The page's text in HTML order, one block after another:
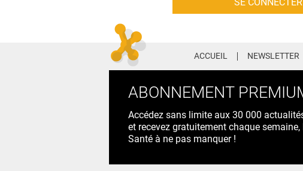
ACCUEIL NEWSLETTER
ABONNEMENT
Accédez sans limite aux 30 000
et recevez gratuitement chaque
Santé à ne pas manquer !